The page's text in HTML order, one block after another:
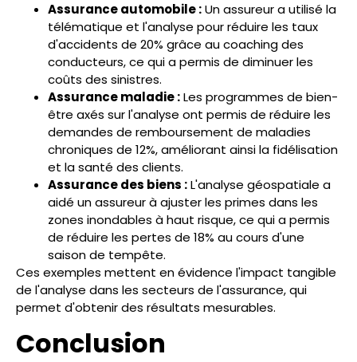
Assurance automobile :Un assureur a utilisé la
télématique et l'analyse pour réduire les taux
d'accidents de 20% grâce au coaching des
conducteurs, ce qui a permis de diminuer les
coûts des sinistres.
Assurance maladie :Les programmes de bien-
être axés sur l'analyse ont permis de réduire les
demandes de remboursement de maladies
chroniques de 12%, améliorant ainsi la fidélisation
et la santé des clients.
Assurance des biens :L'analyse géospatiale a
aidé un assureur à ajuster les primes dans les
zones inondables à haut risque, ce qui a permis
de réduire les pertes de 18% au cours d'une
saison de tempête.
Ces exemples mettent en évidence l'impact tangible
de l'analyse dans les secteurs de l'assurance, qui
permet d'obtenir des résultats mesurables.
Conclusion